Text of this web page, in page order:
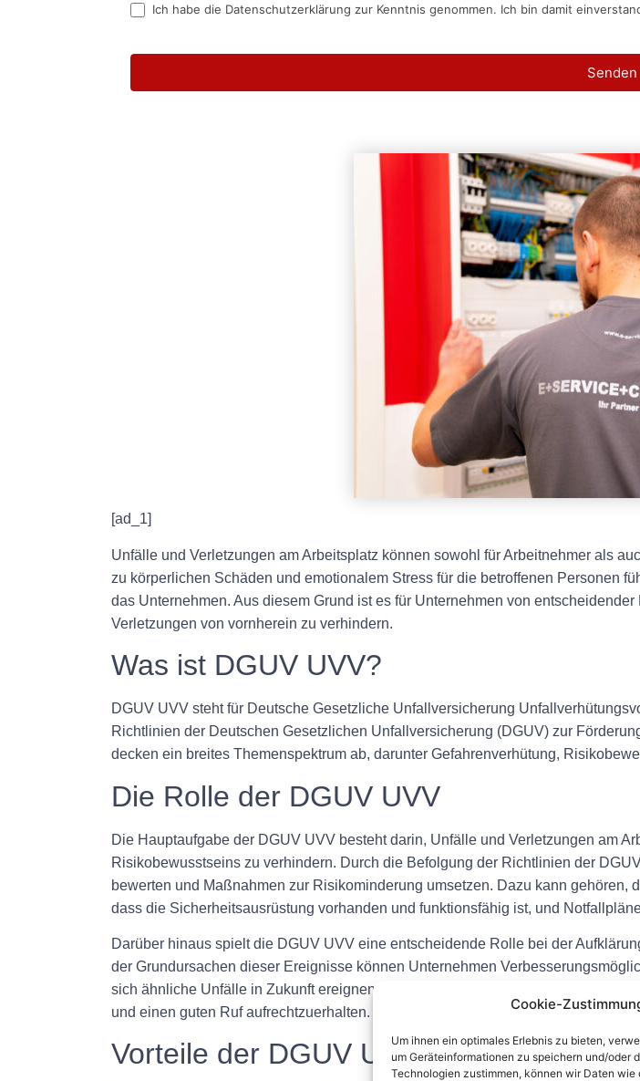
Cookie-
Um ihnen ein optimales Erlebnis zu bieten,
um Geräteinformationen zu speichern und/oder
Technologien zustimmen, können wir Daten
Ich habe die Datenschutzerklärung zur Kenntnis genommen. Ich bin damit
Senden
[ad_1]
Unfälle und Verletzungen am Arbeitsplatz können sowohl für Arbeitnehmer als
zu körperlichen Schäden und emotionalem Stress für die betroffenen Personen
das Unternehmen. Aus diesem Grund ist es für Unternehmen von
Verletzungen von vornherein zu verhindern.
Was ist DGUV UVV?
DGUV UVV steht für Deutsche Gesetzliche Unfallversicherung
Richtlinien der Deutschen Gesetzlichen Unfallversicherung (DGUV) zur
decken ein breites Themenspektrum ab, darunter Gefahrenverhütung,
Die Rolle der DGUV UVV
Die Hauptaufgabe der DGUV UVV besteht darin, Unfälle und Verletzungen am
Risikobewusstseins zu verhindern. Durch die Befolgung der Richtlinien der
bewerten und Maßnahmen zur Risikominderung umsetzen. Dazu kann
dass die Sicherheitsausrüstung vorhanden und funktionsfähig ist, und
Darüber hinaus spielt die DGUV UVV eine entscheidende Rolle bei der
der Grundursachen dieser Ereignisse können Unternehmen
sich ähnliche Unfälle in Zukunft ereignen. Dieser proaktive Sicherheitsansatz
und einen guten Ruf aufrechtzuerhalten.
Vorteile der DGUV UVV